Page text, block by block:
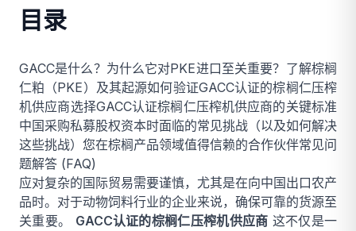
目录
GACC是什么？为什么它对PKE进口至关重要？ 了解棕榈
仁粕（PKE）及其起源如何验证GACC认证的棕榈仁压榨
机供应商选择GACC认证棕榈仁压榨机供应商的关键标准
中国采购私募股权资本时面临的常见挑战（以及如何解决
这些挑战） 您在棕榈产品领域值得信赖的合作伙伴常见问
题解答 (FAQ)
应对复杂的国际贸易需要谨慎，尤其是在向中国出口农产
品时。对于动物饲料行业的企业来说，确保可靠的货源至
关重要。 GACC认证的棕榈仁压榨机供应商 这不仅是一